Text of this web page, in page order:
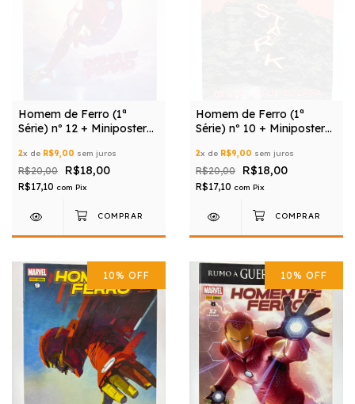
Homem de Ferro (1ª
Série) nº 12 + Miniposter
2x de R$9,00 sem juros
R$20,00 R$18,00
R$17,10 com Pix
Homem de Ferro (1ª
Série) nº 10 + Miniposter
2x de R$9,00 sem juros
R$20,00 R$18,00
R$17,10 com Pix
10% OFF 10% OFF